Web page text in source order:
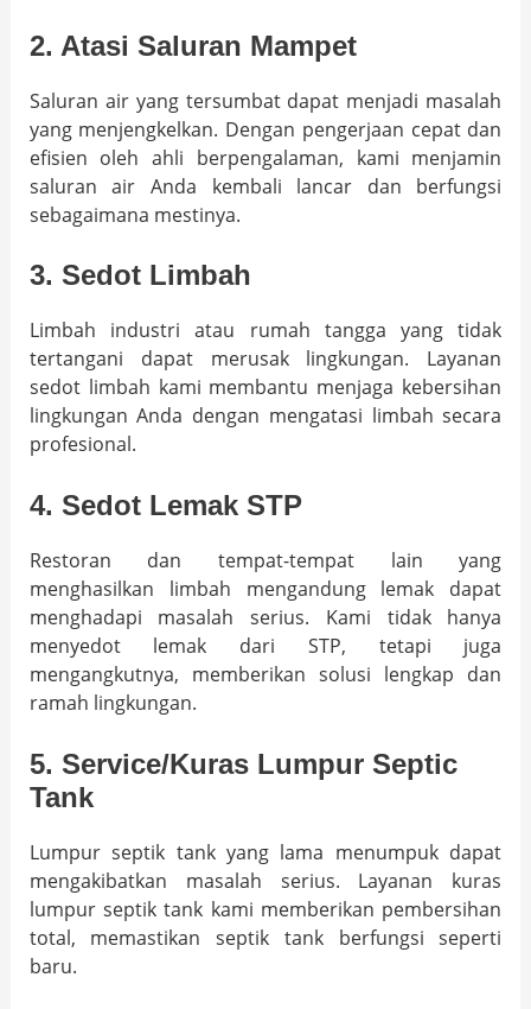
2. Atasi Saluran Mampet
Saluran air yang tersumbat dapat menjadi masalah
yang menjengkelkan. Dengan pengerjaan cepat dan
efisien oleh ahli berpengalaman, kami menjamin
saluran air Anda kembali lancar dan berfungsi
sebagaimana mestinya.
3. Sedot Limbah
Limbah industri atau rumah tangga yang tidak
tertangani dapat merusak lingkungan. Layanan
sedot limbah kami membantu menjaga kebersihan
lingkungan Anda dengan mengatasi limbah secara
profesional.
4. Sedot Lemak STP
Restoran dan tempat-tempat lain yang
menghasilkan limbah mengandung lemak dapat
menghadapi masalah serius. Kami tidak hanya
menyedot lemak dari STP, tetapi juga
mengangkutnya, memberikan solusi lengkap dan
ramah lingkungan.
5. Service/Kuras Lumpur Septic
Tank
Lumpur septik tank yang lama menumpuk dapat
mengakibatkan masalah serius. Layanan kuras
lumpur septik tank kami memberikan pembersihan
total, memastikan septik tank berfungsi seperti
baru.